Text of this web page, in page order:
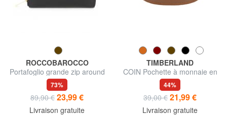
ROCCOBAROCCO
Portafoglio grande zip around
in pelle
73%
89,90 € 23,99 €
Livraison gratuite
TIMBERLAND
COIN Pochette à monnaie en
cuir
44%
39,00 € 21,99 €
Livraison gratuite